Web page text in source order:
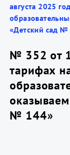
августа 2025
«Детский сад №
№ 352 от
тарифах
№ 144»